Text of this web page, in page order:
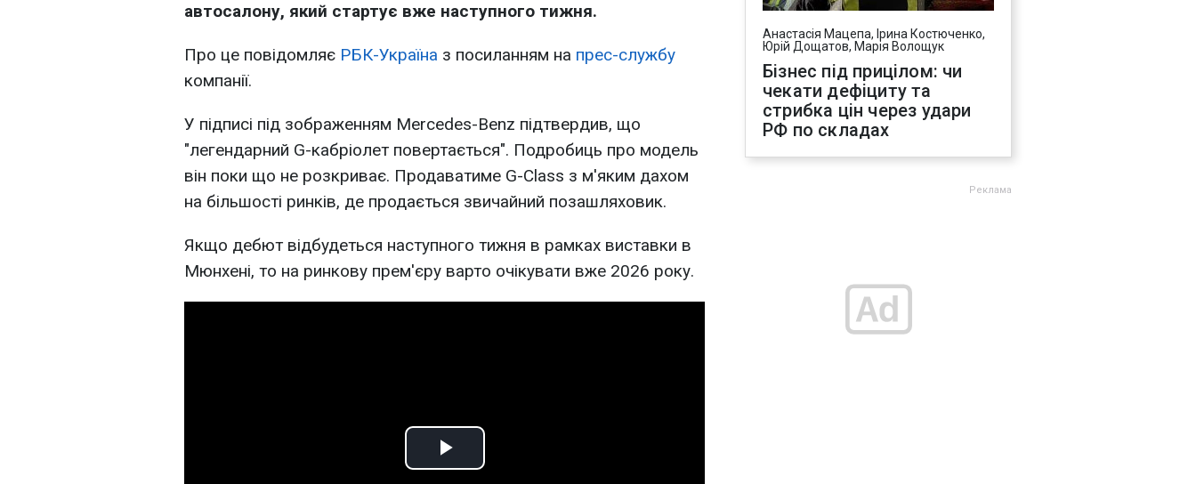
автосалону, який стартує вже наступного тижня.
Про це повідомляє РБК-Україна з посиланням на прес-службу
компанії.
У підписі під зображенням Mercedes-Benz підтвердив, що
"легендарний G-кабріолет повертається". Подробиць про модель
він поки що не розкриває. Продаватиме G-Class з м'яким дахом
на більшості ринків, де продається звичайний позашляховик.
Якщо дебют відбудеться наступного тижня в рамках виставки в
Мюнхені, то на ринкову прем'єру варто очікувати вже 2026 року.
Play
Анастасія Мацепа, Ірина Костюченко,
Юрій Дощатов, Марія Волощук
Бізнес під прицілом: чи
чекати дефіциту та
стрибка цін через удари
РФ по складах